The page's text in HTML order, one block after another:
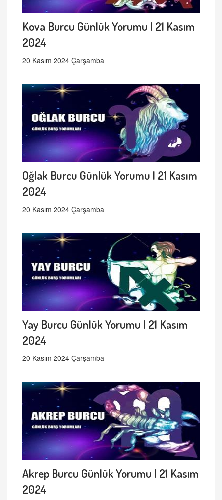
Kova Burcu Günlük Yorumu | 21 Kasım
2024
20 Kasım 2024 Çarşamba
Oğlak Burcu Günlük Yorumu | 21 Kasım
2024
20 Kasım 2024 Çarşamba
Yay Burcu Günlük Yorumu | 21 Kasım
2024
20 Kasım 2024 Çarşamba
Akrep Burcu Günlük Yorumu | 21 Kasım
2024